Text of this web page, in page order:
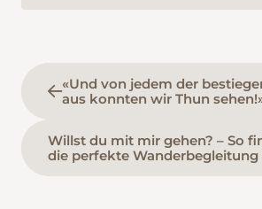
«Und von jedem der
aus konnten wir Thun
Willst du mit mir gehen? – So
die perfekte Wanderbegleitung